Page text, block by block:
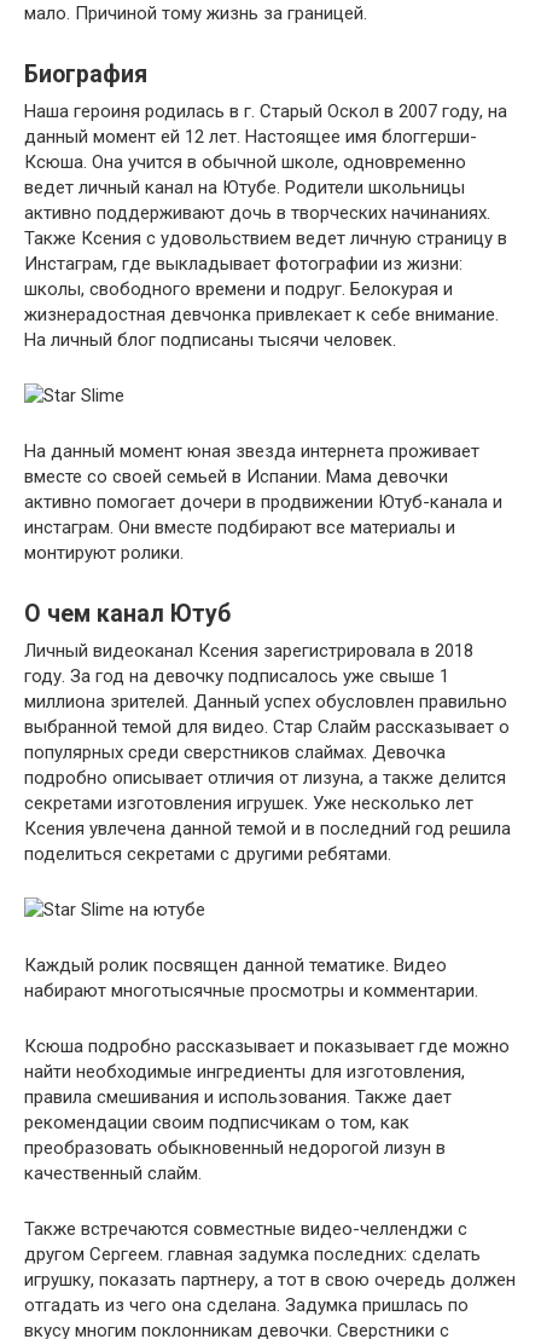
мало. Причиной тому жизнь за границей.
Биография
Наша героиня родилась в г. Старый Оскол в 2007 году, на
данный момент ей 12 лет. Настоящее имя блоггерши-
Ксюша. Она учится в обычной школе, одновременно
ведет личный канал на Ютубе. Родители школьницы
активно поддерживают дочь в творческих начинаниях.
Также Ксения с удовольствием ведет личную страницу в
Инстаграм, где выкладывает фотографии из жизни:
школы, свободного времени и подруг. Белокурая и
жизнерадостная девчонка привлекает к себе внимание.
На личный блог подписаны тысячи человек.
На данный момент юная звезда интернета проживает
вместе со своей семьей в Испании. Мама девочки
активно помогает дочери в продвижении Ютуб-канала и
инстаграм. Они вместе подбирают все материалы и
монтируют ролики.
О чем канал Ютуб
Личный видеоканал Ксения зарегистрировала в 2018
году. За год на девочку подписалось уже свыше 1
миллиона зрителей. Данный успех обусловлен правильно
выбранной темой для видео. Стар Слайм рассказывает о
популярных среди сверстников слаймах. Девочка
подробно описывает отличия от лизуна, а также делится
секретами изготовления игрушек. Уже несколько лет
Ксения увлечена данной темой и в последний год решила
поделиться секретами с другими ребятами.
Каждый ролик посвящен данной тематике. Видео
набирают многотысячные просмотры и комментарии.
Ксюша подробно рассказывает и показывает где можно
найти необходимые ингредиенты для изготовления,
правила смешивания и использования. Также дает
рекомендации своим подписчикам о том, как
преобразовать обыкновенный недорогой лизун в
качественный слайм.
Также встречаются совместные видео-челленджи с
другом Сергеем. главная задумка последних: сделать
игрушку, показать партнеру, а тот в свою очередь должен
отгадать из чего она сделана. Задумка пришлась по
вкусу многим поклонникам девочки. Сверстники с